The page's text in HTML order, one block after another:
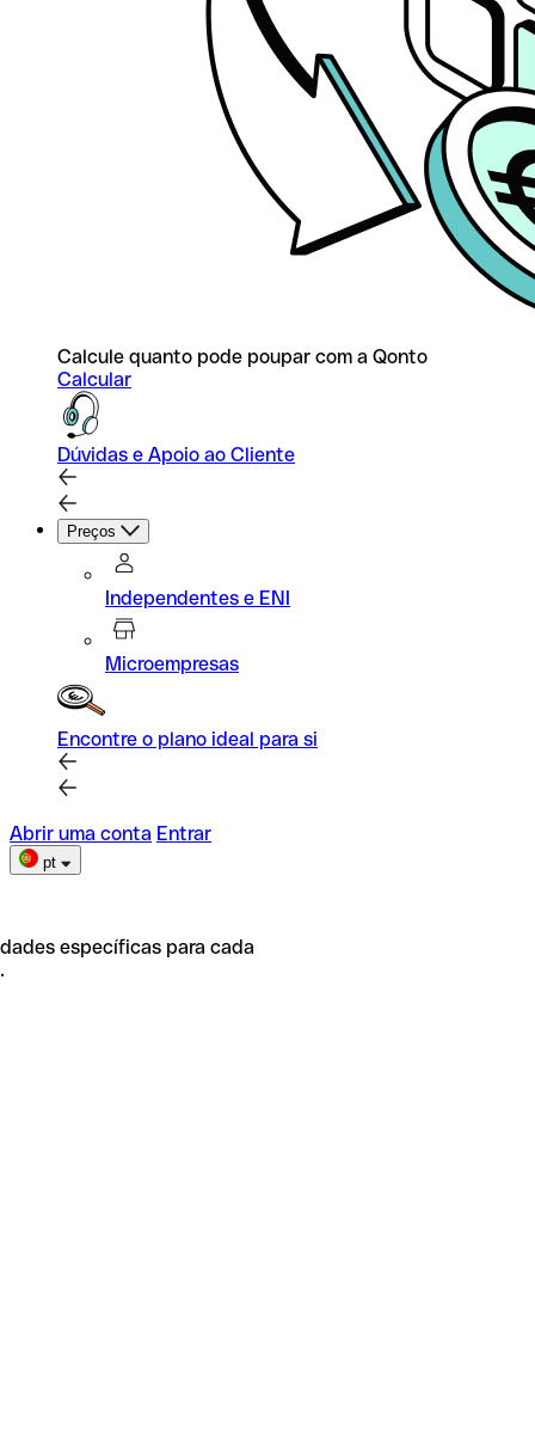
Calcule quanto pode poupar com a Qonto
Calcular
Dúvidas e Apoio ao Cliente
Preços
Independentes e ENI
Microempresas
Encontre o plano ideal para si
Abrir uma conta Entrar
pt
específicas para cada